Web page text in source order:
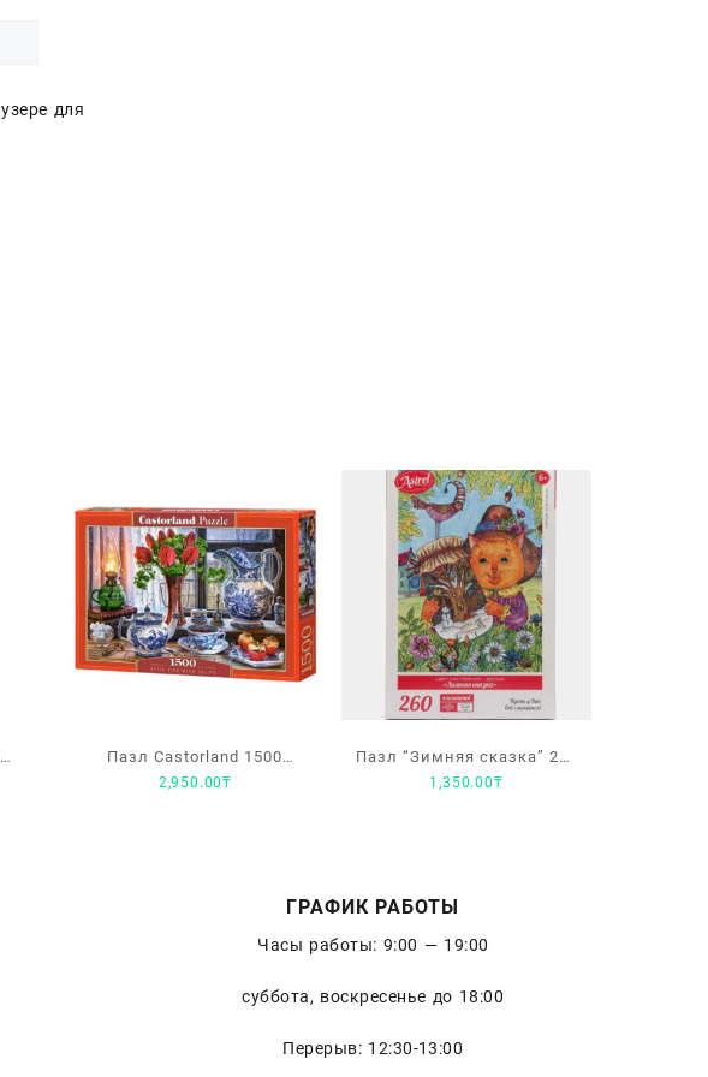
для
Пазл Castorland 1500
деталей: Натюрморт с
2,950.00₸
Пазл “Зимняя сказка” 260
эл-ов Астрель
1,350.00₸
ГРАФИК РАБОТЫ
Часы работы: 9:00 — 19:00
суббота, воскресенье до 18:00
Перерыв: 12:30-13:00